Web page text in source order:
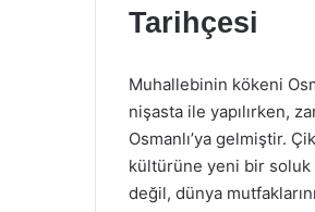
Tarihçesi
Muhallebinin kökeni
nişasta ile yapılırken,
Osmanlı’ya gelmiştir.
kültürüne yeni bir soluk
değil, dünya